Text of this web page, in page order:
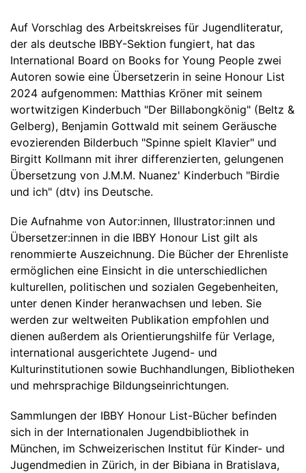
Auf Vorschlag des Arbeitskreises für Jugendliteratur,
der als deutsche IBBY-Sektion fungiert, hat das
International Board on Books for Young People zwei
Autoren sowie eine Übersetzerin in seine Honour List
2024 aufgenommen: Matthias Kröner mit seinem
wortwitzigen Kinderbuch "Der Billabongkönig" (Beltz &
Gelberg), Benjamin Gottwald mit seinem Geräusche
evozierenden Bilderbuch "Spinne spielt Klavier" und
Birgitt Kollmann mit ihrer differenzierten, gelungenen
Übersetzung von J.M.M. Nuanez' Kinderbuch "Birdie
und ich" (dtv) ins Deutsche.
Die Aufnahme von Autor:innen, Illustrator:innen und
Übersetzer:innen in die IBBY Honour List gilt als
renommierte Auszeichnung. Die Bücher der Ehrenliste
ermöglichen eine Einsicht in die unterschiedlichen
kulturellen, politischen und sozialen Gegebenheiten,
unter denen Kinder heranwachsen und leben. Sie
werden zur weltweiten Publikation empfohlen und
dienen außerdem als Orientierungshilfe für Verlage,
international ausgerichtete Jugend- und
Kulturinstitutionen sowie Buchhandlungen, Bibliotheken
und mehrsprachige Bildungseinrichtungen.
­Sammlungen der IBBY Honour List-Bücher befinden
sich in der Internationalen Jugendbibliothek in
München, im Schweizerischen Institut für Kinder- und
Jugendmedien in Zürich, in der Bibiana in Bratislava,